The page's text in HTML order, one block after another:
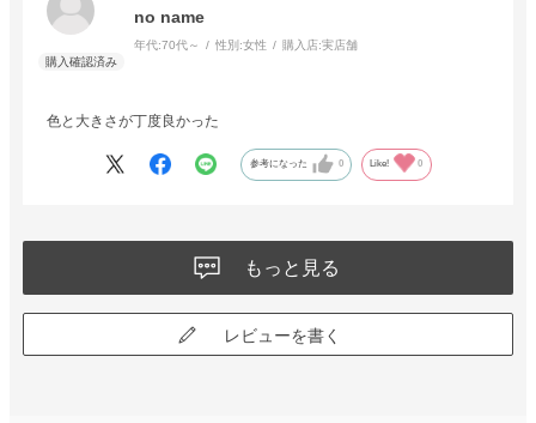
no name
年代:70代～ 性別:女性 購入店:実店舗
色と大きさが丁度良かった
参考になった 0 Like! 0
もっと見る
レビューを書く